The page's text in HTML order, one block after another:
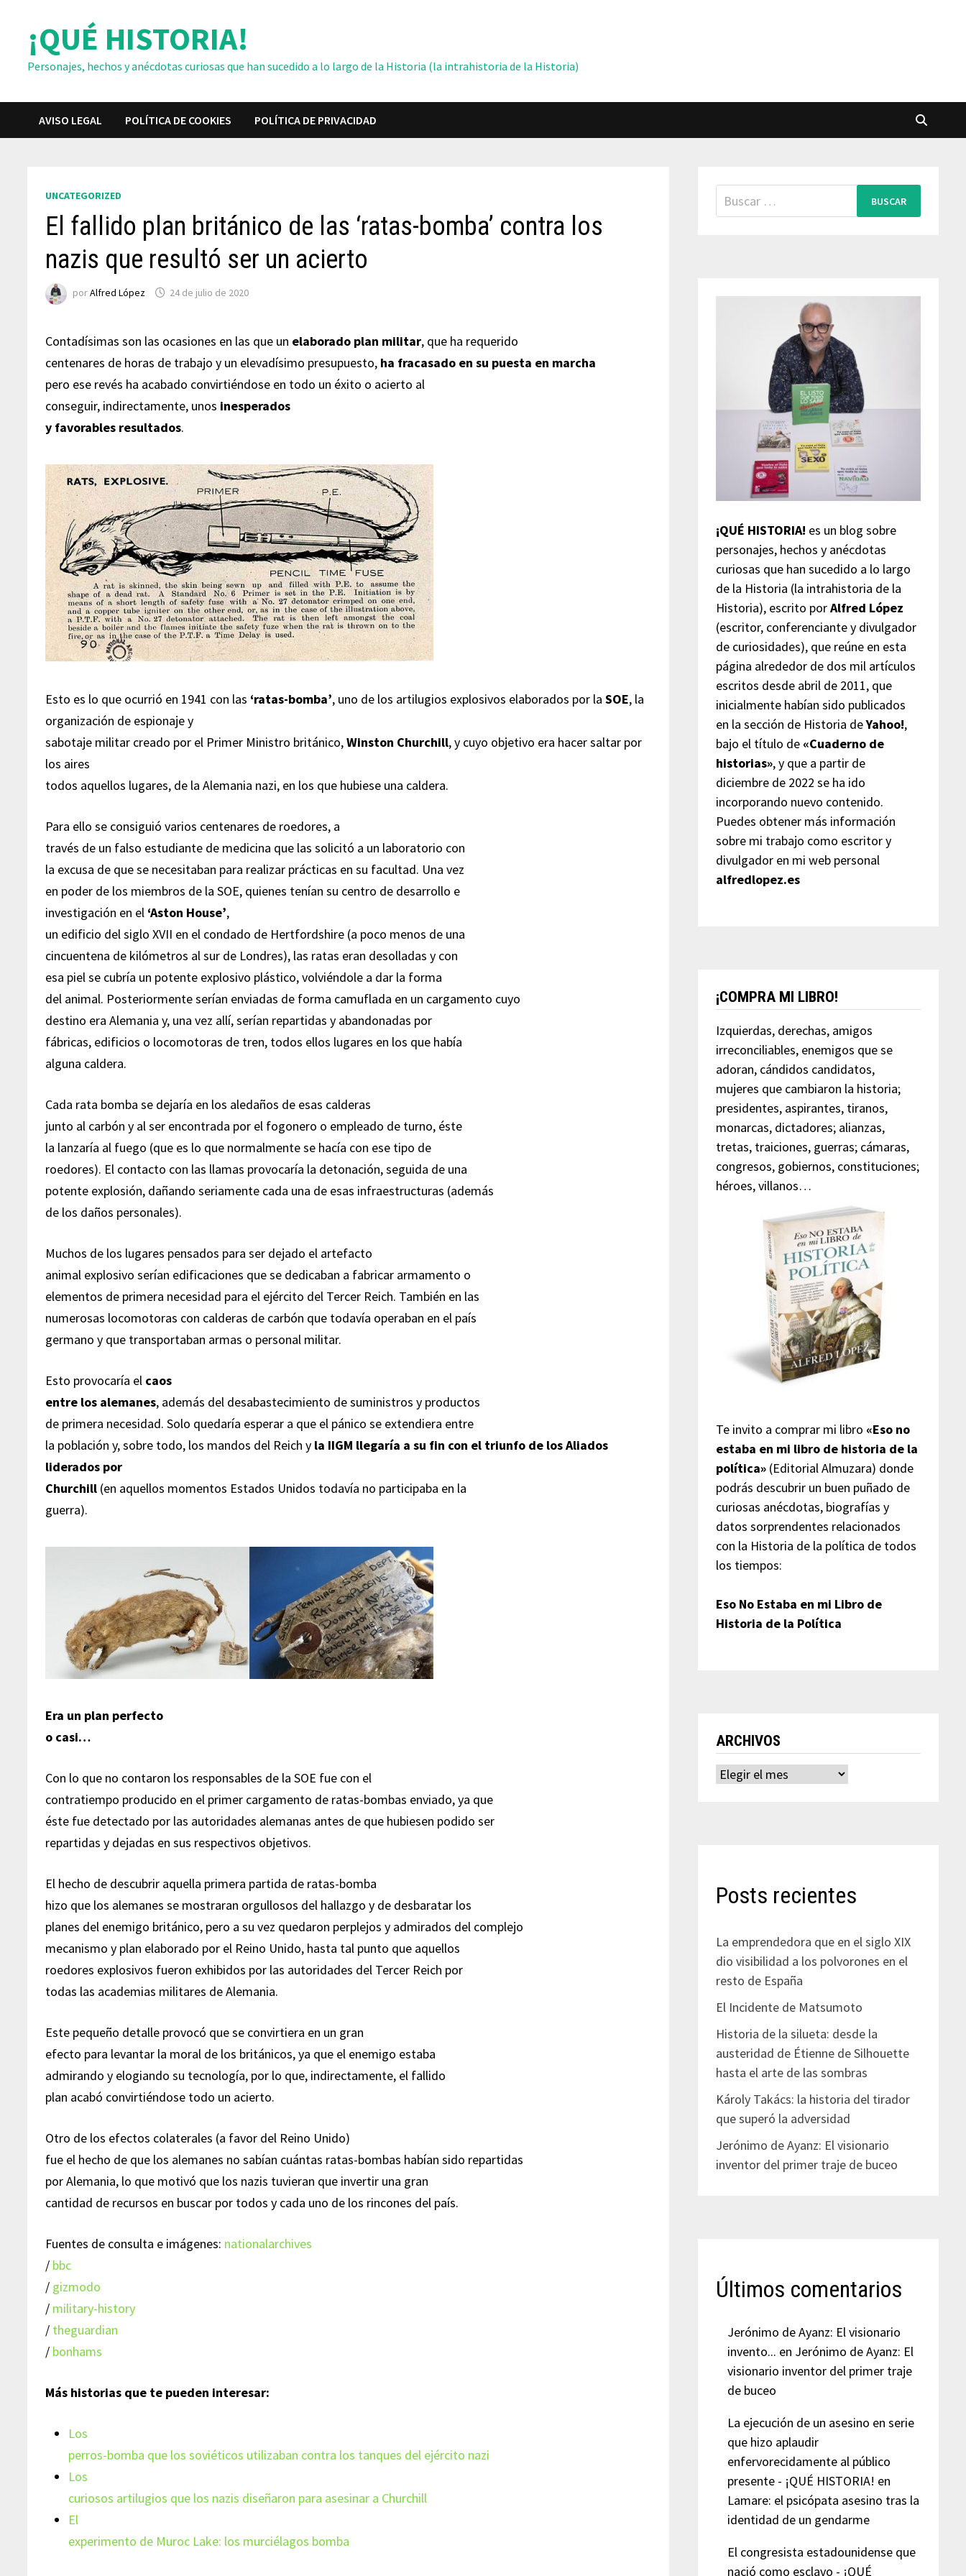
contenido¡QUÉ HISTORIA!
Personajes, hechos y anécdotas curiosas que han sucedido a lo largo de la Historia (la intrahistoria de la Historia)
AVISO LEGAL POLÍTICA DE COOKIES POLÍTICA DE PRIVACIDAD
UNCATEGORIZED
El fallido plan británico de las ‘ratas-bomba’ contra los
nazis que resultó ser un acierto
porAlfred López 24 de julio de 2020
Contadísimas son las ocasiones en las que un elaborado plan militar, que ha requerido
centenares de horas de trabajo y un elevadísimo presupuesto, ha fracasado en su puesta en marcha
pero ese revés ha acabado convirtiéndose en todo un éxito o acierto al
conseguir, indirectamente, unos inesperados
y favorables resultados.
Esto es lo que ocurrió en 1941 con las ‘ratas-bomba’, uno de los artilugios explosivos elaborados por laSOE, la
organización de espionaje y
sabotaje militar creado por el Primer Ministro británico,Winston Churchill, y cuyo objetivo era hacer saltar por
los aires
todos aquellos lugares, de la Alemania nazi, en los que hubiese una caldera.
Para ello se consiguió varios centenares de roedores, a
través de un falso estudiante de medicina que las solicitó a un laboratorio con
la excusa de que se necesitaban para realizar prácticas en su facultad. Una vez
en poder de los miembros de la SOE, quienes tenían su centro de desarrollo e
investigación en el ‘Aston House’,
un edificio del siglo XVII en el condado de Hertfordshire (a poco menos de una
cincuentena de kilómetros al sur de Londres), las ratas eran desolladas y con
esa piel se cubría un potente explosivo plástico, volviéndole a dar la forma
del animal. Posteriormente serían enviadas de forma camuflada en un cargamento cuyo
destino era Alemania y, una vez allí, serían repartidas y abandonadas por
fábricas, edificios o locomotoras de tren, todos ellos lugares en los que había
alguna caldera.
Cada rata bomba se dejaría en los aledaños de esas calderas
junto al carbón y al ser encontrada por el fogonero o empleado de turno, éste
la lanzaría al fuego (que es lo que normalmente se hacía con ese tipo de
roedores). El contacto con las llamas provocaría la detonación, seguida de una
potente explosión, dañando seriamente cada una de esas infraestructuras (además
de los daños personales).
Muchos de los lugares pensados para ser dejado el artefacto
animal explosivo serían edificaciones que se dedicaban a fabricar armamento o
elementos de primera necesidad para el ejército del Tercer Reich. También en las
numerosas locomotoras con calderas de carbón que todavía operaban en el país
germano y que transportaban armas o personal militar.
Esto provocaría el caos
entre los alemanes, además del desabastecimiento de suministros y productos
de primera necesidad. Solo quedaría esperar a que el pánico se extendiera entre
la población y, sobre todo, los mandos del Reich y la IIGM llegaría a su fin con el triunfo de los Aliados
liderados por
Churchill (en aquellos momentos Estados Unidos todavía no participaba en la
guerra).
Era un plan perfecto
o casi…
Con lo que no contaron los responsables de la SOE fue con el
contratiempo producido en el primer cargamento de ratas-bombas enviado, ya que
éste fue detectado por las autoridades alemanas antes de que hubiesen podido ser
repartidas y dejadas en sus respectivos objetivos.
El hecho de descubrir aquella primera partida de ratas-bomba
hizo que los alemanes se mostraran orgullosos del hallazgo y de desbaratar los
planes del enemigo británico, pero a su vez quedaron perplejos y admirados del complejo
mecanismo y plan elaborado por el Reino Unido, hasta tal punto que aquellos
roedores explosivos fueron exhibidos por las autoridades del Tercer Reich por
todas las academias militares de Alemania.
Este pequeño detalle provocó que se convirtiera en un gran
efecto para levantar la moral de los británicos, ya que el enemigo estaba
admirando y elogiando su tecnología, por lo que, indirectamente, el fallido
plan acabó convirtiéndose todo un acierto.
Otro de los efectos colaterales (a favor del Reino Unido)
fue el hecho de que los alemanes no sabían cuántas ratas-bombas habían sido repartidas
por Alemania, lo que motivó que los nazis tuvieran que invertir una gran
cantidad de recursos en buscar por todos y cada uno de los rincones del país.
Fuentes de consulta e imágenes: nationalarchives
/ bbc
/ gizmodo
/ military-history
/ theguardian
/ bonhams
Más historias que te pueden interesar:
Los
perros-bomba que los soviéticos utilizaban contra los tanques del ejército nazi
Los
curiosos artilugios que los nazis diseñaron para asesinar a Churchill
El
experimento de Muroc Lake: los murciélagos bomba
Buscar:
¡QUÉ HISTORIA! es un blog sobre
personajes, hechos y anécdotas
curiosas que han sucedido a lo largo
de la Historia (la intrahistoria de la
Historia), escrito porAlfred López
(escritor, conferenciante y divulgador
de curiosidades), que reúne en esta
página alrededor de dos mil artículos
escritos desde abril de 2011, que
inicialmente habían sido publicados
en la sección de Historia deYahoo!,
bajo el título de «Cuaderno de
historias», y que a partir de
diciembre de 2022 se ha ido
incorporando nuevo contenido.
Puedes obtener más información
sobre mi trabajo como escritor y
divulgador en mi web personal
alfredlopez.es
¡COMPRA MI LIBRO!
Izquierdas, derechas, amigos
irreconciliables, enemigos que se
adoran, cándidos candidatos,
mujeres que cambiaron la historia;
presidentes, aspirantes, tiranos,
monarcas, dictadores; alianzas,
tretas, traiciones, guerras; cámaras,
congresos, gobiernos, constituciones;
héroes, villanos…
Te invito a comprar mi libro «Eso no
estaba en mi libro de historia de la
política»(Editorial Almuzara) donde
podrás descubrir un buen puñado de
curiosas anécdotas, biografías y
datos sorprendentes relacionados
con la Historia de la política de todos
los tiempos:
Eso No Estaba en mi Libro de
Historia de la Política
ARCHIVOS
Archivos
Posts recientes
La emprendedora que en el siglo XIX
dio visibilidad a los polvorones en el
resto de España
El Incidente de Matsumoto
Historia de la silueta: desde la
austeridad de Étienne de Silhouette
hasta el arte de las sombras
Károly Takács: la historia del tirador
que superó la adversidad
Jerónimo de Ayanz: El visionario
inventor del primer traje de buceo
Últimos comentarios
Jerónimo de Ayanz: El visionario
invento... en Jerónimo de Ayanz: El
visionario inventor del primer traje
de buceo
La ejecución de un asesino en serie
que hizo aplaudir
enfervorecidamente al público
presente - ¡QUÉ HISTORIA! en
Lamare: el psicópata asesino tras la
identidad de un gendarme
El congresista estadounidense que
nació como esclavo - ¡QUÉ